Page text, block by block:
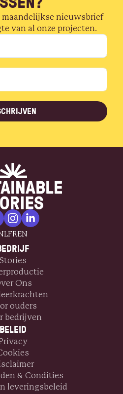
maandelijkse nieuwsbrief
van al onze projecten.
FREN
Stories
Ons
ouders
bedrijven
BELEID
& Condities
leveringsbeleid